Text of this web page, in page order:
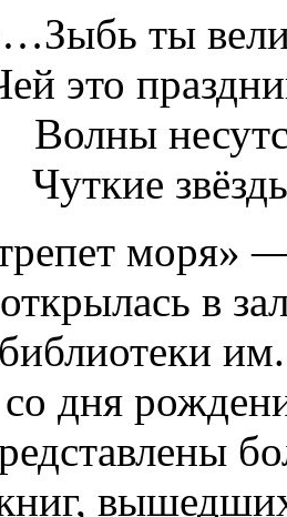
ты
это
Волны
Чуткие
моря»
в
дня